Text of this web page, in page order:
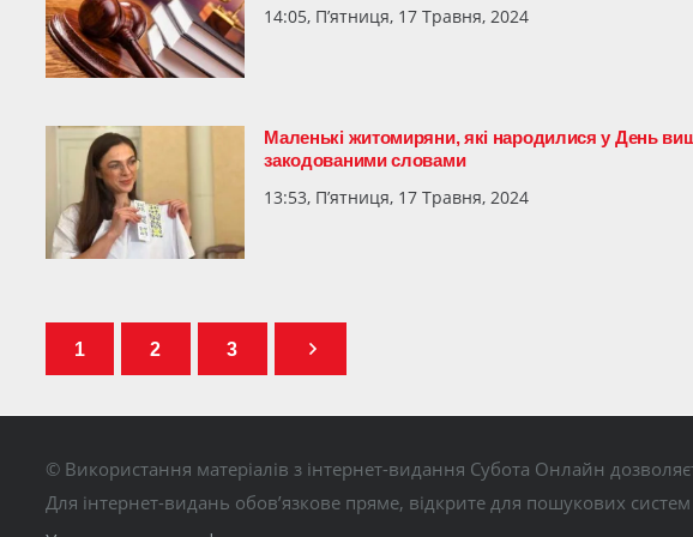
14:05, П’ятниця, 17 Травня, 2024
Маленькі житомиряни, які народилися у День
закодованими словами
13:53, П’ятниця, 17 Травня, 2024
1 2 3
© Використання матеріалів з інтернет-видання Субота Онлайн
Для інтернет-видань обов’язкове пряме, відкрите для пошукових